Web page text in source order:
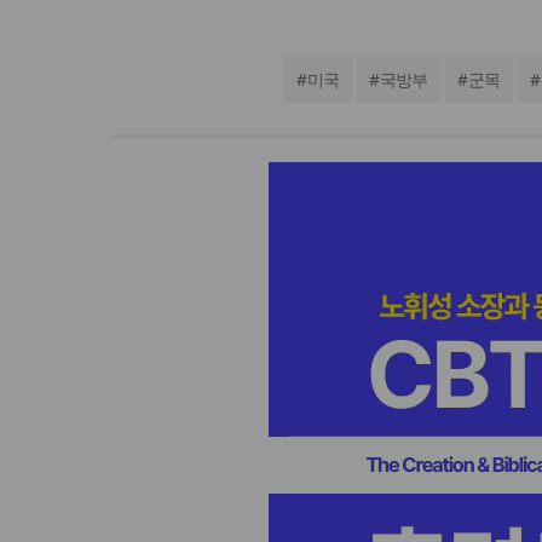
#미국 #국방부 #군목 #